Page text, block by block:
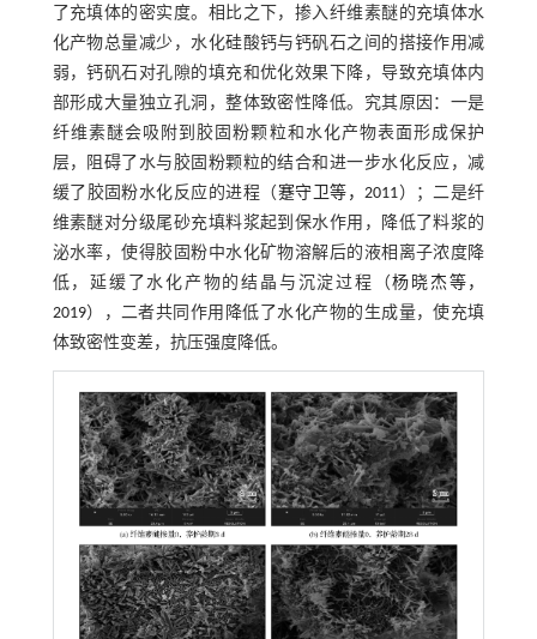
了充填体的密实度。相比之下，掺入纤维素醚的充填体水
化产物总量减少，水化硅酸钙与钙矾石之间的搭接作用减
弱，钙矾石对孔隙的填充和优化效果下降，导致充填体内
部形成大量独立孔洞，整体致密性降低。究其原因：一是
纤维素醚会吸附到胶固粉颗粒和水化产物表面形成保护
层，阻碍了水与胶固粉颗粒的结合和进一步水化反应，减
缓了胶固粉水化反应的进程（蹇守卫等，2011）；二是纤
维素醚对分级尾砂充填料浆起到保水作用，降低了料浆的
泌水率，使得胶固粉中水化矿物溶解后的液相离子浓度降
低，延缓了水化产物的结晶与沉淀过程（杨晓杰等，
2019），二者共同作用降低了水化产物的生成量，使充填
体致密性变差，抗压强度降低。